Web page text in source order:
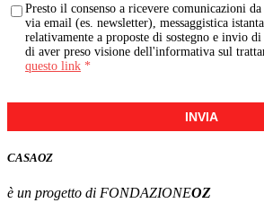
Presto il consenso a ricevere comunicazioni
via email (es. newsletter), messaggistica
relativamente a proposte di sostegno e invio
di aver preso visione dell'informativa sul
questo link *
INVIA
CASAOZ
è un progetto di FONDAZIONEOZ